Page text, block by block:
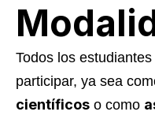
Todos los
participar, ya sea
científicos o como